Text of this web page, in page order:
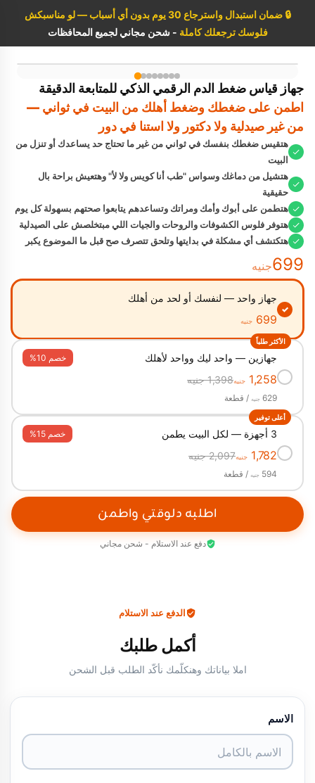
🔒
ضمان استبدال واسترجاع 30 يوم بدون أي أسباب — لو مناسبكش
فلوسك ترجعلك كاملة - شحن مجاني لجميع المحافظات
جهاز قياس ضغط الدم الرقمي الذكي للمتابعة الدقيقة
اطمن على ضغطك وضغط أهلك من البيت في ثواني —
من غير صيدلية ولا دكتور ولا استنا في دور
هتقيس ضغطك بنفسك في ثواني من غير ما تحتاج حد يساعدك أو تنزل من
البيت
هتشيل من دماغك وسواس "طب أنا كويس ولا لأ" وهتعيش براحة بال
حقيقية
هتطمن على أبوك وأمك ومراتك وتساعدهم يتابعوا صحتهم بسهولة كل يوم
هتوفر فلوس الكشوفات والروحات والجيات اللي مبتخلصش على الصيدلية
هتكتشف أي مشكلة في بدايتها وتلحق تتصرف صح قبل ما الموضوع يكبر
699جنيه
✓
جهاز واحد — لنفسك أو لحد من أهلك
699 جنيه
الأكثر طلباً
✓
جهازين — واحد ليك وواحد لأهلك خصم 10%
1,258 جنيه1,398 جنيه
629 جنيه / قطعة
أعلى توفير
✓
3 أجهزة — لكل البيت يطمن خصم 15%
1,782 جنيه2,097 جنيه
594 جنيه / قطعة
اطلبه دلوقتي واطمن
دفع عند الاستلام - شحن مجاني
الدفع عند الاستلام
أكمل طلبك
املا بياناتك وهنكلّمك نأكّد الطلب قبل الشحن
الاسم